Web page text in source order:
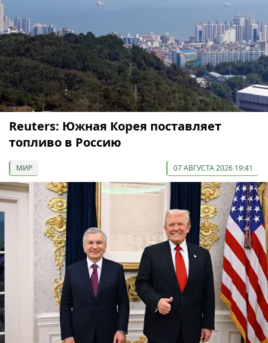
Reuters: Южная Корея поставляет
топливо в Россию
МИР 07 АВГУСТА 2026 19:41